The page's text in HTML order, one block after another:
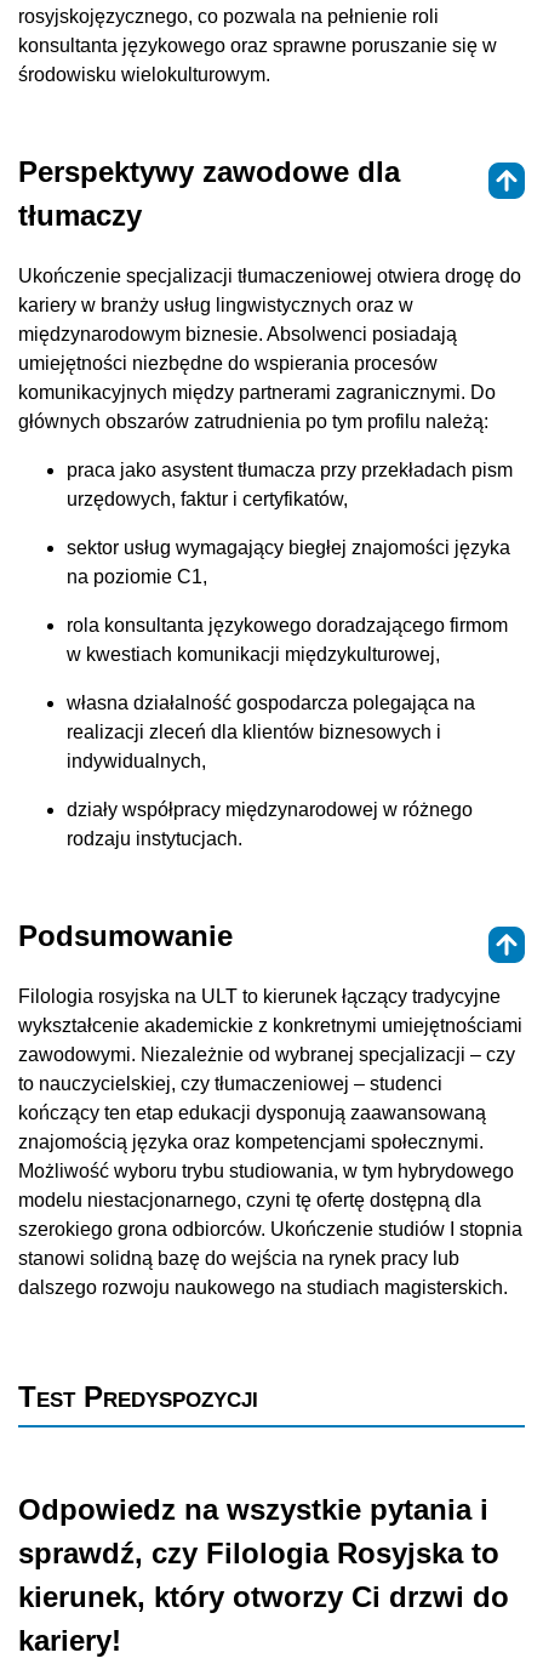
rosyjskojęzycznego, co pozwala na pełnienie roli
konsultanta językowego oraz sprawne poruszanie się w
środowisku wielokulturowym.
Perspektywy zawodowe dla
tłumaczy
Ukończenie specjalizacji tłumaczeniowej otwiera drogę do
kariery w branży usług lingwistycznych oraz w
międzynarodowym biznesie. Absolwenci posiadają
umiejętności niezbędne do wspierania procesów
komunikacyjnych między partnerami zagranicznymi. Do
głównych obszarów zatrudnienia po tym profilu należą:
praca jako asystent tłumacza przy przekładach pism
urzędowych, faktur i certyfikatów,
sektor usług wymagający biegłej znajomości języka
na poziomie C1,
rola konsultanta językowego doradzającego firmom
w kwestiach komunikacji międzykulturowej,
własna działalność gospodarcza polegająca na
realizacji zleceń dla klientów biznesowych i
indywidualnych,
działy współpracy międzynarodowej w różnego
rodzaju instytucjach.
Podsumowanie
Filologia rosyjska na ULT to kierunek łączący tradycyjne
wykształcenie akademickie z konkretnymi umiejętnościami
zawodowymi. Niezależnie od wybranej specjalizacji – czy
to nauczycielskiej, czy tłumaczeniowej – studenci
kończący ten etap edukacji dysponują zaawansowaną
znajomością języka oraz kompetencjami społecznymi.
Możliwość wyboru trybu studiowania, w tym hybrydowego
modelu niestacjonarnego, czyni tę ofertę dostępną dla
szerokiego grona odbiorców. Ukończenie studiów I stopnia
stanowi solidną bazę do wejścia na rynek pracy lub
dalszego rozwoju naukowego na studiach magisterskich.
Test Predyspozycji
Odpowiedz na wszystkie pytania i
sprawdź, czy Filologia Rosyjska to
kierunek, który otworzy Ci drzwi do
kariery!